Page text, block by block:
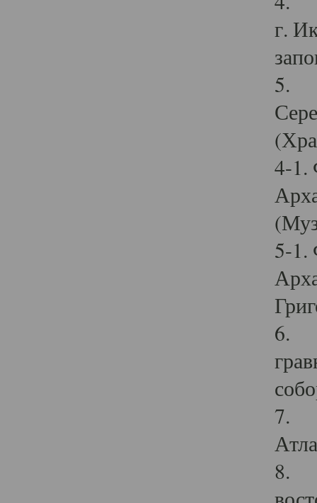
г.
5.
4-1.
5-1.
6.
7.
8.